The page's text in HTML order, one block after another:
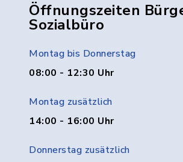
Öffnungszeiten
Sozialbüro
Montag bis Donnerstag
08:00 - 12:30 Uhr
Montag zusätzlich
14:00 - 16:00 Uhr
Donnerstag zusätzlich